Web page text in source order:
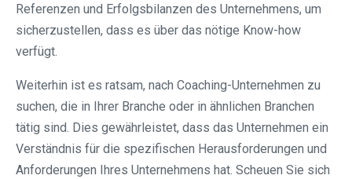
Referenzen und Erfolgsbilanzen des Unternehmens, um
sicherzustellen, dass es über das nötige Know-how
verfügt.
Weiterhin ist es ratsam, nach Coaching-Unternehmen zu
suchen, die in Ihrer Branche oder in ähnlichen Branchen
tätig sind. Dies gewährleistet, dass das Unternehmen ein
Verständnis für die spezifischen Herausforderungen und
Anforderungen Ihres Unternehmens hat. Scheuen Sie sich